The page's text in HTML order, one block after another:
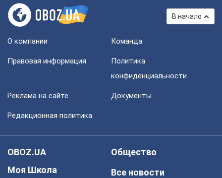
В начало
О компании Команда
Правовая информация
Политика
конфиденциальности
Реклама на сайте Документы
Редакционная политика
OBOZ.UA
Моя Школа
Общество
Все новости